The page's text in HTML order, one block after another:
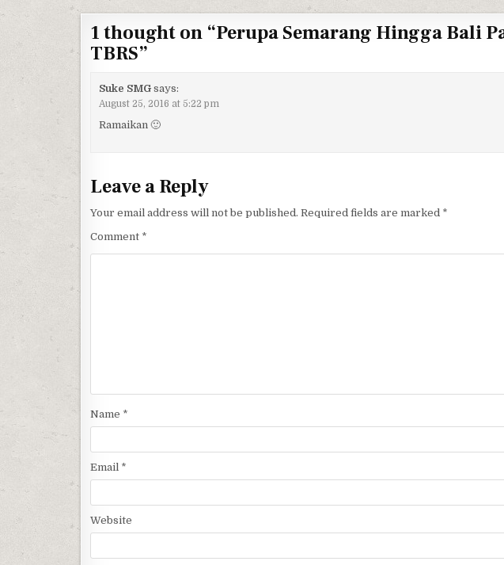
1 thought on “Perupa Semarang Hingga Bali
TBRS”
Suke SMG says:
August 25, 2016 at 5:22 pm
Ramaikan 🙂
Leave a Reply
Your email address will not be published. Required fields are marked *
Comment *
Name *
Email *
Website